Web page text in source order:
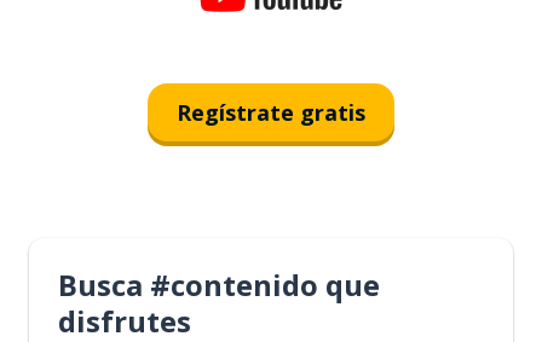
Regístrate gratis
Busca #contenido que
disfrutes